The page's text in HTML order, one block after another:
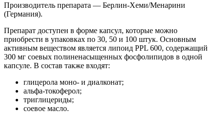
Производитель препарата — Берлин-Хеми/Менарини
(Германия).
Препарат доступен в форме капсул, которые можно
приобрести в упаковках по 30, 50 и 100 штук. Основным
активным веществом является липоид PPL 600, содержащий
300 мг соевых полиненасыщенных фосфолипидов в одной
капсуле. В состав также входят:
глицерола моно- и диалконат;
альфа-токоферол;
триглицериды;
соевое масло.